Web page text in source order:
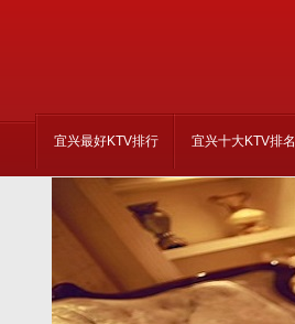
宜兴最好KTV排行 宜兴十大KTV排名